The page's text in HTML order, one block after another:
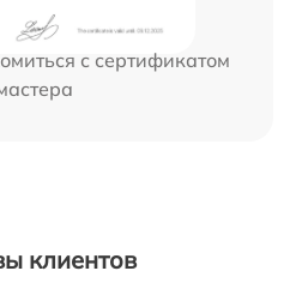
с сертификатом
клиентов